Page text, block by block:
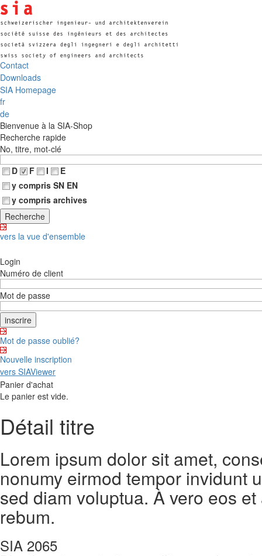
Contact
Downloads
SIA Homepage
fr
de
Bienvenue à la SIA-Shop
Recherche rapide
No, titre, mot-clé
D
F I
E
y compris SN EN
y compris archives
vers la vue d'ensemble
Login
Numéro de client
Mot de passe
Mot de passe oublié?
Nouvelle inscription
vers SIAViewer
Panier d'achat
Le panier est vide.
Détail titre
Lorem ipsum dolor sit amet,
nonumy eirmod tempor invidunt
sed diam voluptua. À vero eos
rebum.
SIA 2065